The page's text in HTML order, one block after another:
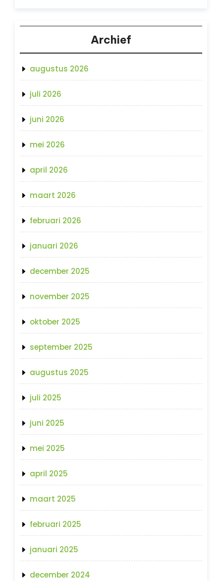
Archief
augustus 2026
juli 2026
juni 2026
mei 2026
april 2026
maart 2026
februari 2026
januari 2026
december 2025
november 2025
oktober 2025
september 2025
augustus 2025
juli 2025
juni 2025
mei 2025
april 2025
maart 2025
februari 2025
januari 2025
december 2024